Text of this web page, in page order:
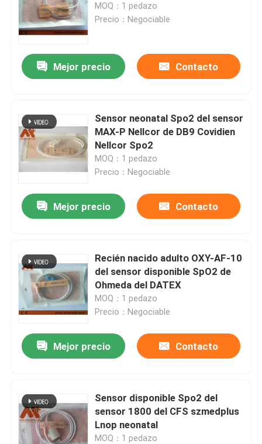
MOQ：1 pedazo
Precio：Negociable
Mejor precio Contacto
Sensor neonatal Spo2 del sensor
MAX-P Nellcor de DB9 Covidien
Nellcor Spo2
MOQ：1 pedazo
Precio：Negociable
Mejor precio Contacto
Recién nacido adulto OXY-AF-10
del sensor disponible SpO2 de
Ohmeda del DATEX
MOQ：1 pedazo
Precio：Negociable
Mejor precio Contacto
Sensor disponible Spo2 del
sensor 1800 del CFS szmedplus
Lnop neonatal
MOQ：1 pedazo